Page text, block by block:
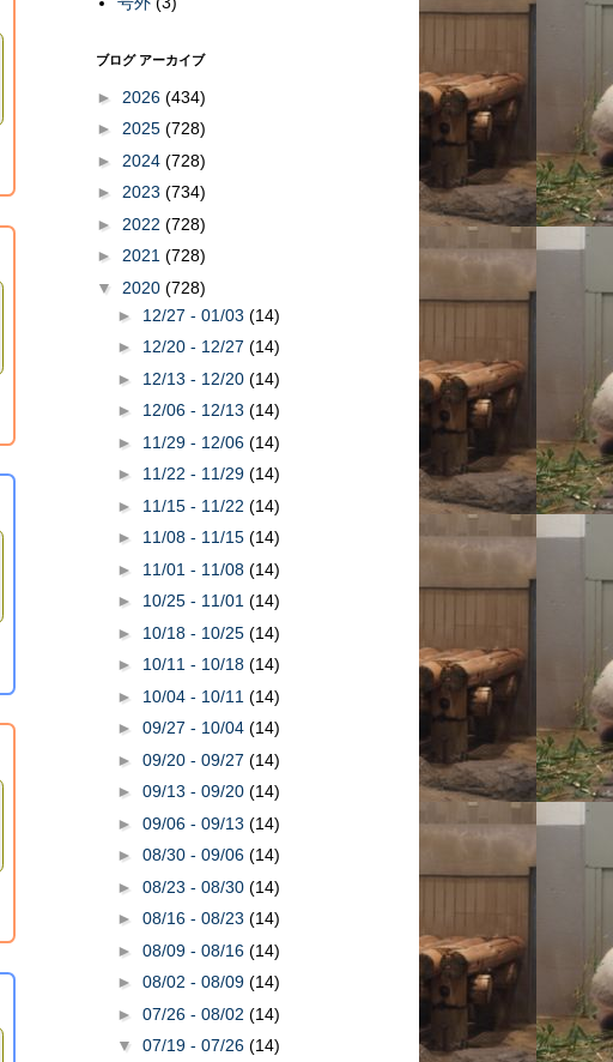
ブログ アーカイブ
► 2026 (434)
► 2025 (728)
► 2024 (728)
► 2023 (734)
► 2022 (728)
► 2021 (728)
▼ 2020 (728)
► 12/27 - 01/03 (14)
► 12/20 - 12/27 (14)
► 12/13 - 12/20 (14)
► 12/06 - 12/13 (14)
► 11/29 - 12/06 (14)
► 11/22 - 11/29 (14)
► 11/15 - 11/22 (14)
► 11/08 - 11/15 (14)
► 11/01 - 11/08 (14)
► 10/25 - 11/01 (14)
► 10/18 - 10/25 (14)
► 10/11 - 10/18 (14)
► 10/04 - 10/11 (14)
► 09/27 - 10/04 (14)
► 09/20 - 09/27 (14)
► 09/13 - 09/20 (14)
► 09/06 - 09/13 (14)
► 08/30 - 09/06 (14)
► 08/23 - 08/30 (14)
► 08/16 - 08/23 (14)
► 08/09 - 08/16 (14)
► 08/02 - 08/09 (14)
► 07/26 - 08/02 (14)
▼ 07/19 - 07/26 (14)